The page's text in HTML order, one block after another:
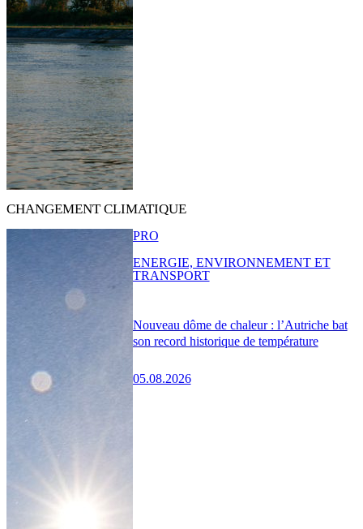
CHANGEMENT CLIMATIQUE
Nouveau dôme de chaleur : l’Autriche bat
son record historique de température
05.08.2026
PRO
ENERGIE, ENVIRONNEMENT ET
TRANSPORT